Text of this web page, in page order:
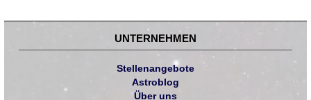
UNTERNEHMEN
Stellenangebote
Astroblog
Über uns